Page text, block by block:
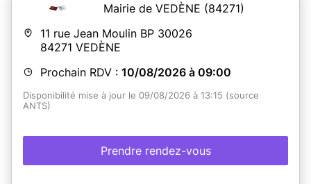
Mairie de VEDÈNE (84271)
11 rue Jean Moulin BP 30026
84271 VEDÈNE
Prochain RDV : 10/08/2026 à 09:00
Disponibilité mise à jour le 09/08/2026 à 13:15 (source
ANTS)
Prendre rendez-vous